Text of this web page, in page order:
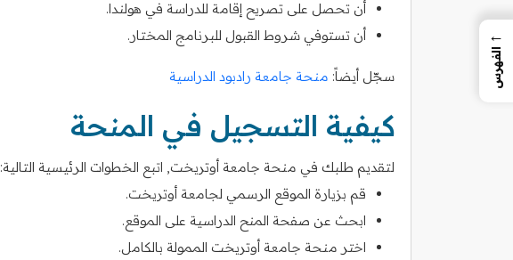
أن تحصل على تصريح إقامة للدراسة في هولندا.
أن تستوفي شروط القبول للبرنامج المختار.
سجّل أيضاً: منحة جامعة رادبود الدراسية
كيفية التسجيل في المنحة
لتقديم طلبك في منحة جامعة أوتريخت, اتبع الخطوات الرئيسية التالية:
قم بزيارة الموقع الرسمي لجامعة أوتريخت.
ابحث عن صفحة المنح الدراسية على الموقع.
اختر منحة جامعة أوتريخت الممولة بالكامل.
←
الفهرس